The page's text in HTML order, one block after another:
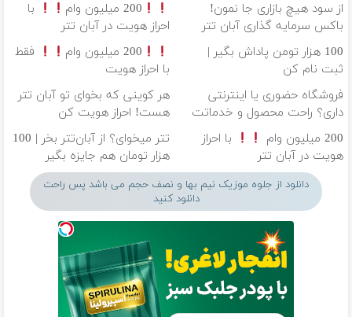
از سود هیچ بازاری جا نمون!
باکس سرمایه گذاری آبان تتر
200 میلیون وام
با
احراز هویت در آبان تتر
100 هزار تومن پاداش بگیر |
ثبت نام کن
200 میلیون وام
فقط
با احراز هویت
فروشگاه حضوری یا اینترنتی
داری؟ راحت محصول و خدماتت
رو بفروش
هر کوینی که بخوای تو آبان تتر
هست! احراز هویت کن
200 میلیون وام
با احراز
هویت در آبان تتر
تتر میخوای؟ از آبان‌تتر بخر | 100
هزار تومان هم جایزه بگیر
دانلود از جلوه موزیک نیم بها و نصف حجم می باشد پس راحت
دانلود کنید